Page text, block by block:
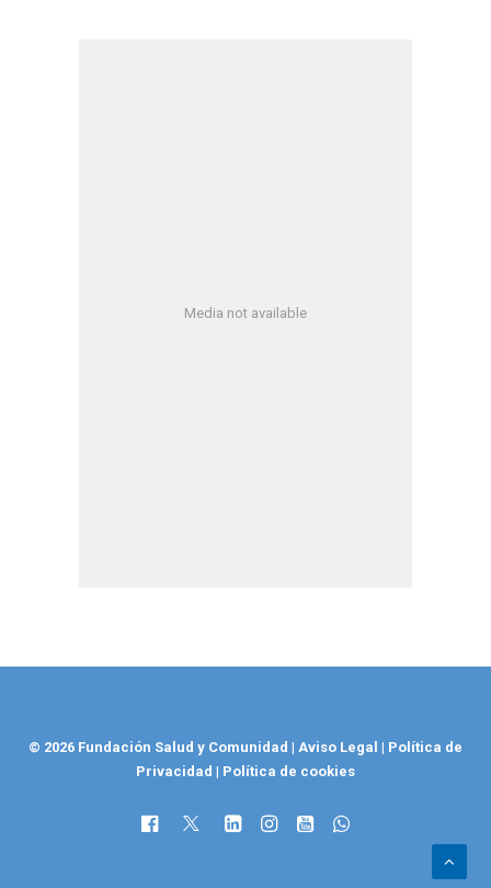
Media not available
© 2026 Fundación Salud y Comunidad | Aviso Legal | Política de
Privacidad | Política de cookies